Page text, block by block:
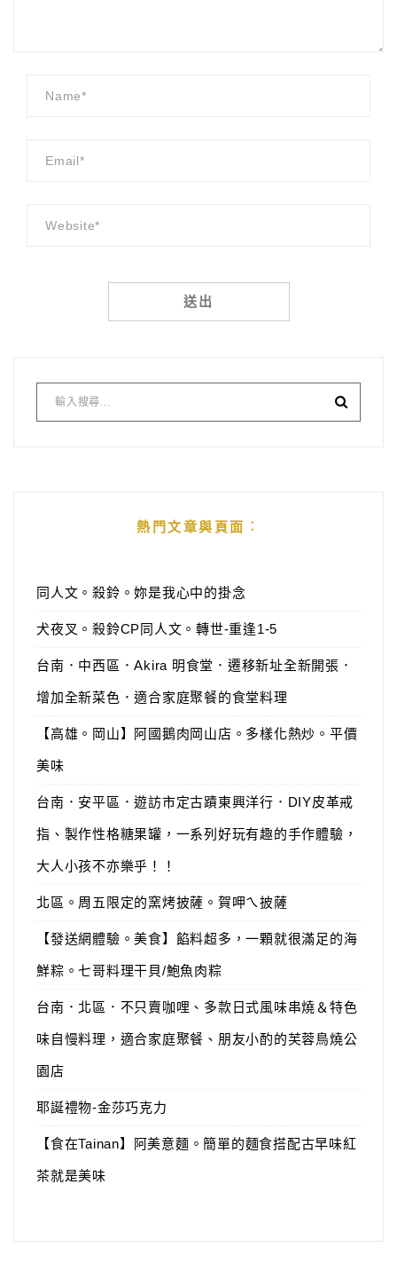
熱門文章與頁面︰
同人文。殺鈴。妳是我心中的掛念
犬夜叉。殺鈴CP同人文。轉世-重逢1-5
台南．中西區．Akira 明食堂．遷移新址全新開張．
增加全新菜色．適合家庭聚餐的食堂料理
【高雄。岡山】阿國鵝肉岡山店。多樣化熱炒。平價
美味
台南．安平區．遊訪市定古蹟東興洋行．DIY皮革戒
指、製作性格糖果罐，一系列好玩有趣的手作體驗，
大人小孩不亦樂乎！！
北區。周五限定的窯烤披薩。賀呷ㄟ披薩
【發送網體驗。美食】餡料超多，一顆就很滿足的海
鮮粽。七哥料理干貝/鮑魚肉粽
台南．北區．不只賣咖哩、多款日式風味串燒＆特色
味自慢料理，適合家庭聚餐、朋友小酌的芙蓉鳥燒公
園店
耶誕禮物-金莎巧克力
【食在Tainan】阿美意麵。簡單的麵食搭配古早味紅
茶就是美味